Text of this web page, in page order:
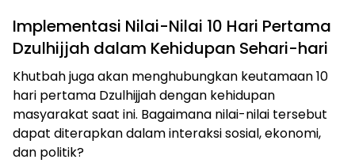
Implementasi Nilai-Nilai 10 Hari Pertama
Dzulhijjah dalam Kehidupan Sehari-hari
Khutbah juga akan menghubungkan keutamaan 10
hari pertama Dzulhijjah dengan kehidupan
masyarakat saat ini. Bagaimana nilai-nilai tersebut
dapat diterapkan dalam interaksi sosial, ekonomi,
dan politik?